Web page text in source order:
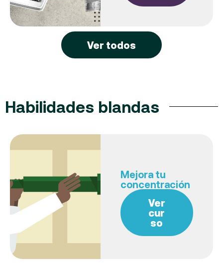
Ver todos
Habilidades blandas
Mejora tu
concentración
Ver
cur
so